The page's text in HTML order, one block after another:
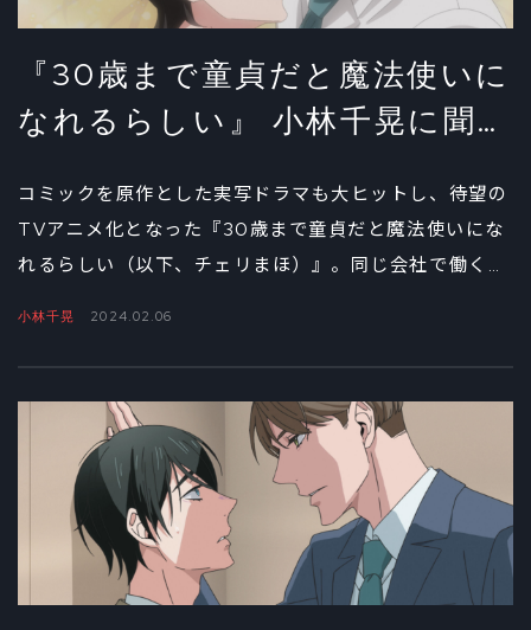
『30歳まで童貞だと魔法使いに
なれるらしい』 小林千晃に聞い
コミックを原作とした実写ドラマも大ヒットし、待望の
TVアニメ化となった『30歳まで童貞だと魔法使いにな
れるらしい（以下、チェリまほ）』。同じ会社で働くイ
小林千晃 2024.02.06